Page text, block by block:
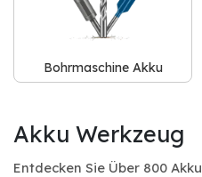
Bohrmaschine Akku
Akku Werkzeug
Entdecken Sie Über 800